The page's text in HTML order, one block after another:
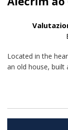
Located in the
an old house, built